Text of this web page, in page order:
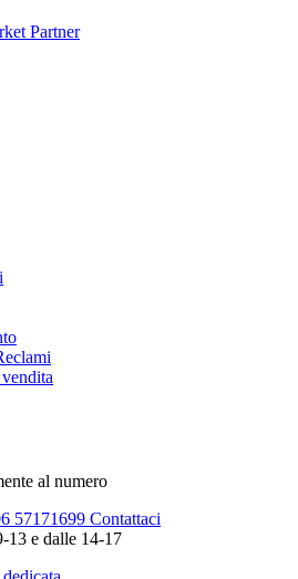
Partner
al numero
57171699 Contattaci
13 e dalle 14-17